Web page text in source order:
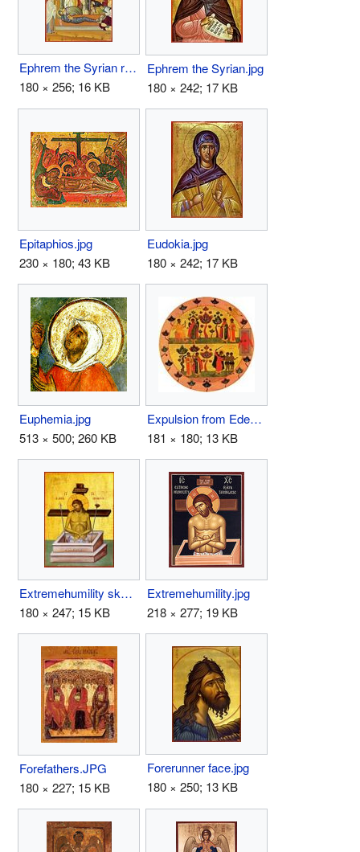
Ephrem the Syrian repose.jpg
180 × 256; 16 KB
Ephrem the Syrian.jpg
180 × 242; 17 KB
Epitaphios.jpg
230 × 180; 43 KB
Eudokia.jpg
180 × 242; 17 KB
Euphemia.jpg
513 × 500; 260 KB
Expulsion from Eden.JPG
181 × 180; 13 KB
Extremehumility skete.JPG
180 × 247; 15 KB
Extremehumility.jpg
218 × 277; 19 KB
Forefathers.JPG
180 × 227; 15 KB
Forerunner face.jpg
180 × 250; 13 KB